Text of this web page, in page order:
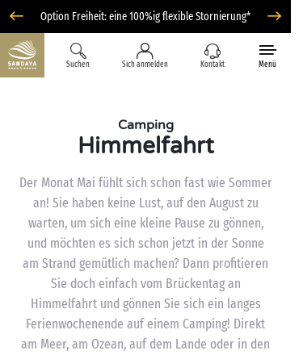
Option Freiheit: eine 100%ig flexible Stornierung*
Suchen Sich anmelden Kontakt Menü
Camping
Himmelfahrt
Der Monat Mai fühlt sich schon fast wie Sommer
an! Sie haben keine Lust, auf den August zu
warten, um sich eine kleine Pause zu gönnen,
und möchten es sich schon jetzt in der Sonne
am Strand gemütlich machen? Dann profitieren
Sie doch einfach vom Brückentag an
Himmelfahrt und gönnen Sie sich ein langes
Ferienwochenende auf einem Camping! Direkt
am Meer, am Ozean, auf dem Lande oder in den